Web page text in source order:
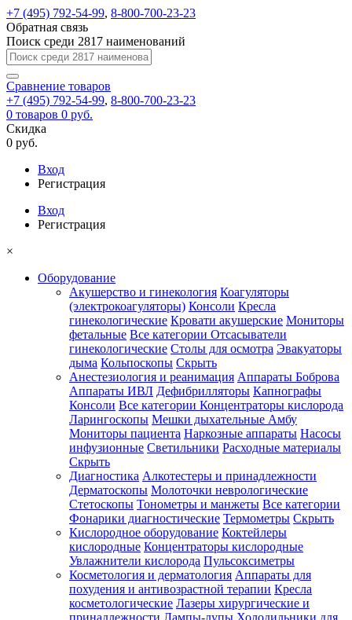
+7 (495) 792-54-99, 8-800-700-23-23
Обратная связь
Поиск среди 2817 наименований
Сравнение товаров
+7 (495) 792-54-99, 8-800-700-23-23
0 товаров 0 руб.
Скидка
0 руб.
Вход
Регистрация
Вход
Регистрация
×
Оборудование
Акушерство и гинекология Коагуляторы
(электрокоагуляторы) Консоли Кресла
гинекологические Кровати акушерские Мониторы
фетальные Все категории Отсасыватели
гинекологические Столы для осмотра Эвакуаторы
дыма Кольпоскопы Скрыть
Анестезиология и реанимация Аппараты Боброва
Аппараты ИВЛ Дефибрилляторы Капнографы
Консоли Все категории Концентраторы кислорода
Ларингоскопы Мешки дыхательные Амбу
Мониторы пациента Наркозные аппараты Насосы
инфузионные Светильники Расходные материалы
Скрыть
Диагностика Алкотестеры и принадлежности
Дерматоскопы Молоточки неврологические
Стетоскопы Тонометры и манжеты Все категории
Фонарики диагностические Термометры Скрыть
Кислородное оборудование Коктейлеры
кислородные Концентраторы кислородные
Увлажнители кислорода Пульсоксиметры
Косметология и дерматология Аппараты для
похудения и антивозрастной терапии Кресла
косметологические Лазеры хирургические и
принадлежности Лампы-лупы Холодильники для